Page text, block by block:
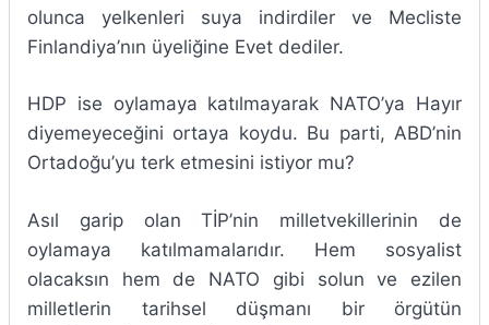
olunca yelkenleri suya indirdiler ve Mecliste
Finlandiya’nın üyeliğine Evet dediler.
HDP ise oylamaya katılmayarak NATO’ya Hayır
diyemeyeceğini ortaya koydu. Bu parti, ABD’nin
Ortadoğu’yu terk etmesini istiyor mu?
Asıl garip olan TİP’nin milletvekillerinin de
oylamaya katılmamalarıdır. Hem sosyalist
olacaksın hem de NATO gibi solun ve ezilen
milletlerin tarihsel düşmanı bir örgütün